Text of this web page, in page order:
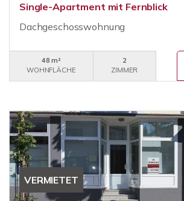
Single-Apartment mit Fernblick
Dachgeschosswohnung
48 m²
WOHNFLÄCHE
2
ZIMMER
VERMIETET